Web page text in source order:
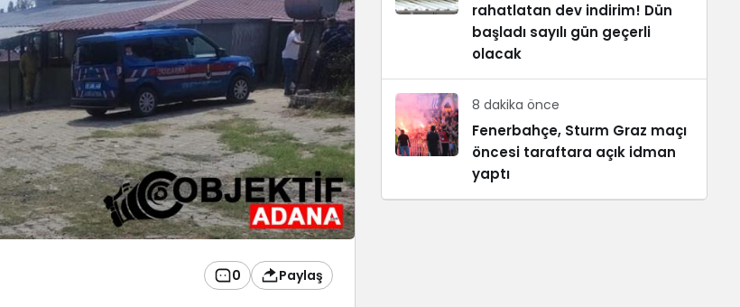
0 Paylaş
rahatlatan dev indirim! Dün
başladı sayılı gün geçerli
olacak
8 dakika önce
Fenerbahçe, Sturm Graz maçı
öncesi taraftara açık idman
yaptı